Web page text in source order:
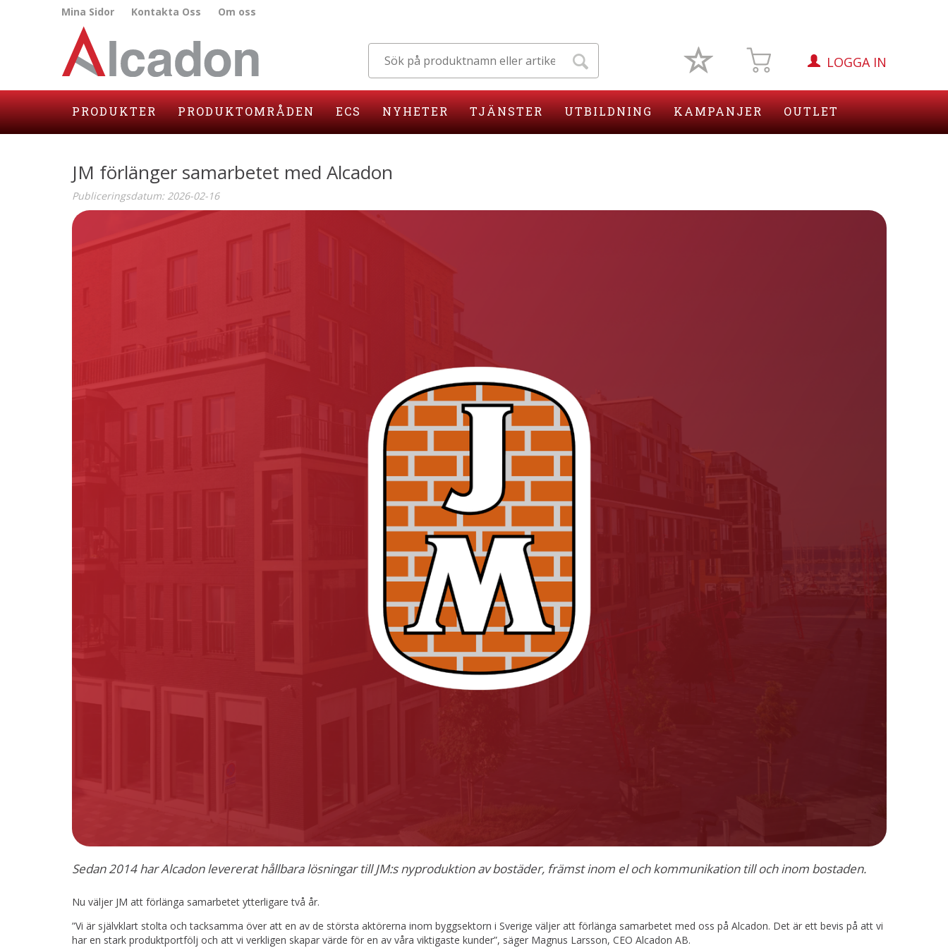
Mina Sidor Kontakta Oss Om oss
LOGGA IN
PRODUKTER PRODUKTOMRÅDEN ECS NYHETER TJÄNSTER UTBILDNING KAMPANJER OUTLET
JM förlänger samarbetet med Alcadon
Publiceringsdatum: 2026-02-16
Sedan 2014 har Alcadon levererat hållbara lösningar till JM:s nyproduktion av bostäder, främst inom el och kommunikation till och inom bostaden.
Nu väljer JM att förlänga samarbetet ytterligare två år.
”Vi är självklart stolta och tacksamma över att en av de största aktörerna inom byggsektorn i Sverige väljer att förlänga samarbetet med oss på Alcadon. Det är ett bevis på att vi
har en stark produktportfölj och att vi verkligen skapar värde för en av våra viktigaste kunder”, säger Magnus Larsson, CEO Alcadon AB.